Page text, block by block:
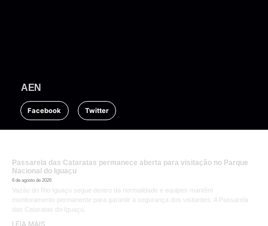
AEN
Facebook Twitter
Passarela das Cataratas permanece aberta para visitação no Parque
Nacional do Iguaçu
6 de agosto de 2026
Vazão do Rio Iguaçu segue dentro da normalidade e equipes mantêm
monitoramento permanente para garantir a segurança dos visitantes. A Passarela
das Cataratas do Iguaçu,
LEIA MAIS